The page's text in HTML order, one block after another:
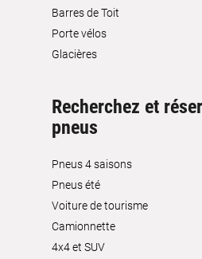
Barres de Toit
Porte vélos
Glacières
Recherchez et
pneus
Pneus 4 saisons
Pneus été
Voiture de tourisme
Camionnette
4x4 et SUV